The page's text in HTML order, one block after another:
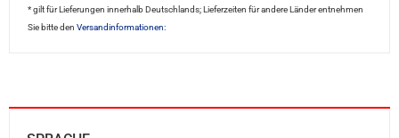
* gilt für Lieferungen innerhalb Deutschlands; Lieferzeiten für andere Länder entnehmen
Sie bitte den Versandinformationen: